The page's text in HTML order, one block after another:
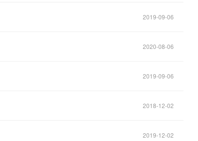
2019-09-06
2020-08-06
2019-09-06
2018-12-02
2019-12-02